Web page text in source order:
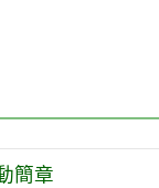
簡章